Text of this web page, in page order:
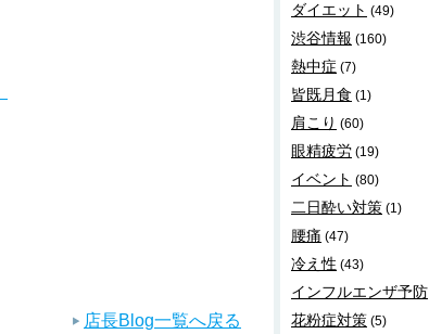
店長Blog一覧へ戻る
ダイエット (49)
渋谷情報 (160)
熱中症 (7)
皆既月食 (1)
肩こり (60)
眼精疲労 (19)
イベント (80)
二日酔い対策 (1)
腰痛 (47)
冷え性 (43)
インフルエンザ予防
花粉症対策 (5)